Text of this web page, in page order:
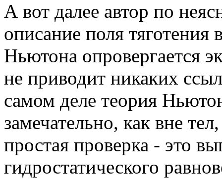
А вот далее автор по
описание поля тяготения
Ньютона опровергается
не приводит никаких
самом деле теория
замечательно, как вне
простая проверка - это
гидростатического